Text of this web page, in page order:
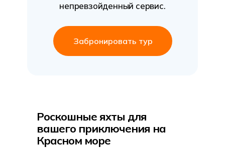
непревзойденный сервис.
Забронировать тур
Роскошные яхты для
вашего приключения на
Красном море